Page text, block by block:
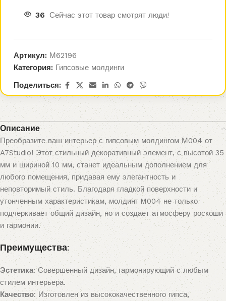
36 Сейчас этот товар смотрят люди!
Артикул: М62196
Категория: Гипсовые молдинги
Поделиться:
Описание
Преобразите ваш интерьер с гипсовым молдингом М004 от
A7Studio! Этот стильный декоративный элемент, с высотой 35
мм и шириной 10 мм, станет идеальным дополнением для
любого помещения, придавая ему элегантность и
неповторимый стиль. Благодаря гладкой поверхности и
утонченным характеристикам, молдинг M004 не только
подчеркивает общий дизайн, но и создает атмосферу роскоши
и гармонии.
Преимущества:
Эстетика: Совершенный дизайн, гармонирующий с любым
стилем интерьера.
Качество: Изготовлен из высококачественного гипса,